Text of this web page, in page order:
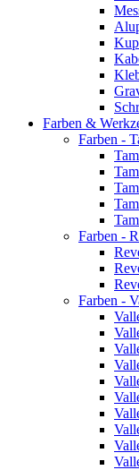
Farben &
Farben -
Farben -
Farben -